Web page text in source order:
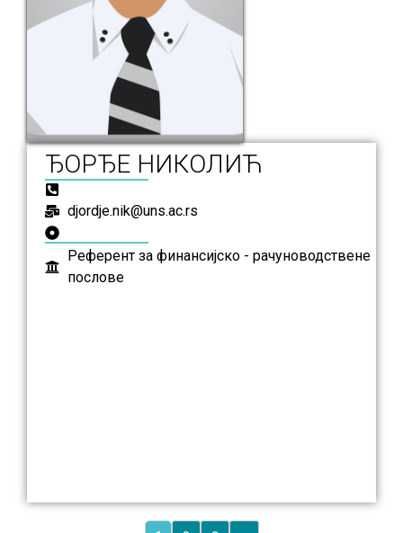
ЂОРЂЕ НИКОЛИЋ
djordje.nik@uns.ac.rs
Референт за финансијско - рачуноводствене
послове